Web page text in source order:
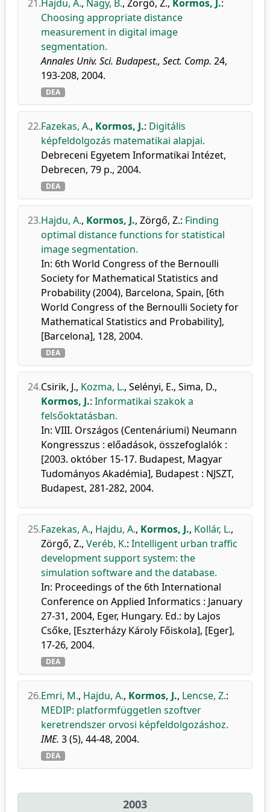
21.Hajdu, A., Nagy, B., Zörgő, Z., Kormos, J.:
Choosing appropriate distance
measurement in digital image
segmentation.
Annales Univ. Sci. Budapest., Sect. Comp. 24,
193-208, 2004.
DEA
22.Fazekas, A., Kormos, J.: Digitális
képfeldolgozás matematikai alapjai.
Debreceni Egyetem Informatikai Intézet,
Debrecen, 79 p., 2004.
DEA
23.Hajdu, A., Kormos, J., Zörgő, Z.: Finding
optimal distance functions for statistical
image segmentation.
In: 6th World Congress of the Bernoulli
Society for Mathematical Statistics and
Probability (2004), Barcelona, Spain, [6th
World Congress of the Bernoulli Society for
Mathematical Statistics and Probability],
[Barcelona], 128, 2004.
DEA
24.Csirik, J., Kozma, L., Selényi, E., Sima, D.,
Kormos, J.: Informatikai szakok a
felsőoktatásban.
In: VIII. Országos (Centenáriumi) Neumann
Kongresszus : előadások, összefoglalók :
[2003. október 15-17. Budapest, Magyar
Tudományos Akadémia], Budapest : NJSZT,
Budapest, 281-282, 2004.
25.Fazekas, A., Hajdu, A., Kormos, J., Kollár, L.,
Zörgő, Z., Veréb, K.: Intelligent urban traffic
development support system: the
simulation software and the database.
In: Proceedings of the 6th International
Conference on Applied Informatics : January
27-31, 2004, Eger, Hungary. Ed.: by Lajos
Csőke, [Eszterházy Károly Főiskola], [Eger],
17-26, 2004.
DEA
26.Emri, M., Hajdu, A., Kormos, J., Lencse, Z.:
MEDIP: platformfüggetlen szoftver
keretrendszer orvosi képfeldolgozáshoz.
IME. 3 (5), 44-48, 2004.
DEA
2003